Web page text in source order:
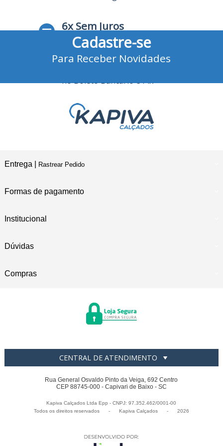
6x Sem Juros
no Cartão de Crédito
no Boleto Bancário e Pix
Cadastre-se
Para Receber Novidades
Entrega | Rastrear Pedido
Formas de pagamento
Institucional
Dúvidas
Compras
CENTRAL DE ATENDIMENTO
Rua General Osvaldo Pinto da Veiga, 692 Centro
CEP 88745-000 - Capivari de Baixo - SC
Kapiva Calçados Ltda Epp - CNPJ: 97.352.462/0001-00
Todos os direitos reservados
- Kapiva Calçados - 2026